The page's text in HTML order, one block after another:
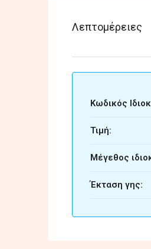
Λεπτομέρειες
Κωδικός
Τιμή:
Μέγεθος
Έκταση γης: